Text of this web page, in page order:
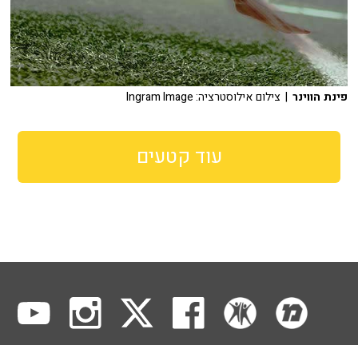
פינת הווינר | צילום אילוסטרציה: Ingram Image
עוד קטעים